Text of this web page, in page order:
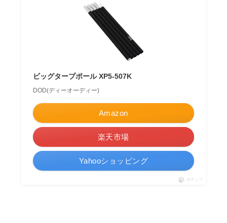
ビッグタープポール XP5-507K
DOD(ディーオーディー)
Amazon
楽天市場
Yahooショッピング
ポチップ